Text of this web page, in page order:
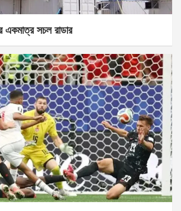
একমাত্র সচল রাডার